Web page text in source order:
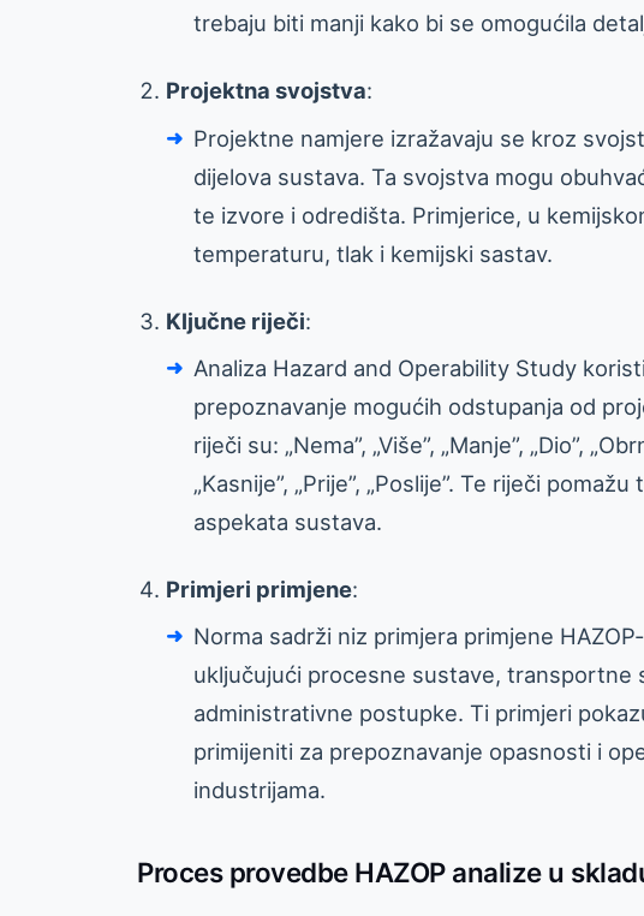
trebaju biti manji kako bi se omogućila
Projektna svojstva:
Projektne namjere izražavaju se kroz
dijelova sustava. Ta svojstva mogu
te izvore i odredišta. Primjerice, u
temperaturu, tlak i kemijski sastav.
Ključne riječi:
Analiza Hazard and Operability Study
prepoznavanje mogućih odstupanja od
riječi su: „Nema”, „Više”, „Manje”, „Dio”,
„Kasnije”, „Prije”, „Poslije”. Te riječi
aspekata sustava.
Primjeri primjene:
Norma sadrži niz primjera primjene
uključujući procesne sustave, transportne
administrativne postupke. Ti primjeri
primijeniti za prepoznavanje opasnosti i
industrijama.
Proces provedbe HAZOP analize u